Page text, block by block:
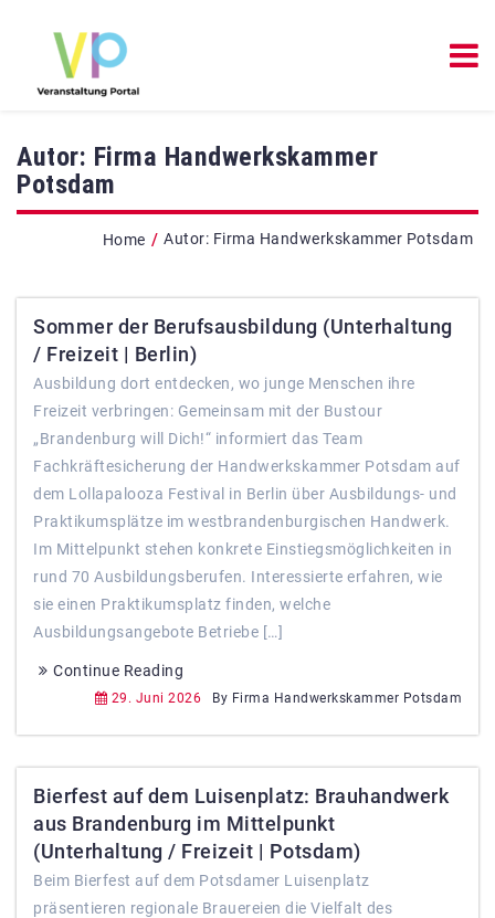
Autor: Firma Handwerkskammer
Potsdam
Home / Autor: Firma Handwerkskammer Potsdam
Sommer der Berufsausbildung (Unterhaltung
/ Freizeit | Berlin)
Ausbildung dort entdecken, wo junge Menschen ihre
Freizeit verbringen: Gemeinsam mit der Bustour
„Brandenburg will Dich!“ informiert das Team
Fachkräftesicherung der Handwerkskammer Potsdam auf
dem Lollapalooza Festival in Berlin über Ausbildungs- und
Praktikumsplätze im westbrandenburgischen Handwerk.
Im Mittelpunkt stehen konkrete Einstiegsmöglichkeiten in
rund 70 Ausbildungsberufen. Interessierte erfahren, wie
sie einen Praktikumsplatz finden, welche
Ausbildungsangebote Betriebe […]
Continue Reading
29. Juni 2026 By Firma Handwerkskammer Potsdam
Bierfest auf dem Luisenplatz: Brauhandwerk
aus Brandenburg im Mittelpunkt
(Unterhaltung / Freizeit | Potsdam)
Beim Bierfest auf dem Potsdamer Luisenplatz
präsentieren regionale Brauereien die Vielfalt des